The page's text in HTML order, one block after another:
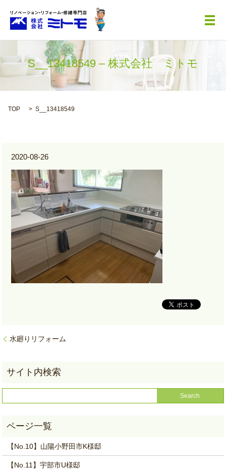
メ
S__13418549 – 株式会社 ミトモ
TOP S__13418549
2020-08-26
水廻りリフォーム
【No.10】山陽小野田市K様邸
【No.11】宇部市U様邸